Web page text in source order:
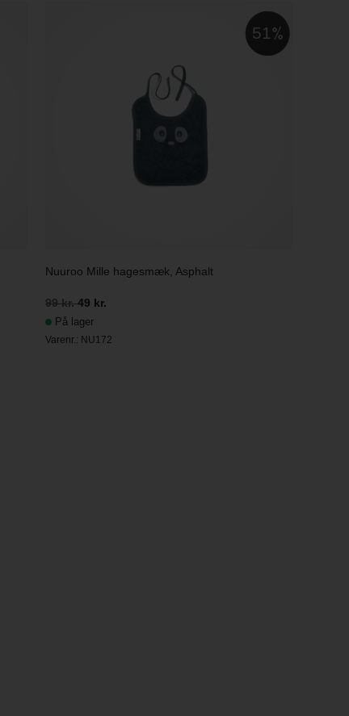
51
Nuuroo Mille hagesmæk, Asphalt
99 kr.49 kr.
På lager
Varenr.: NU172